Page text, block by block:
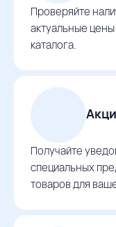
Проверяйте
актуальные
каталога.
Получайте
специальных
товаров для